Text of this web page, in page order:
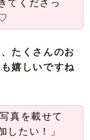
てくださっ
たくさんのお
嬉しいですね
真を載せて
したい！」